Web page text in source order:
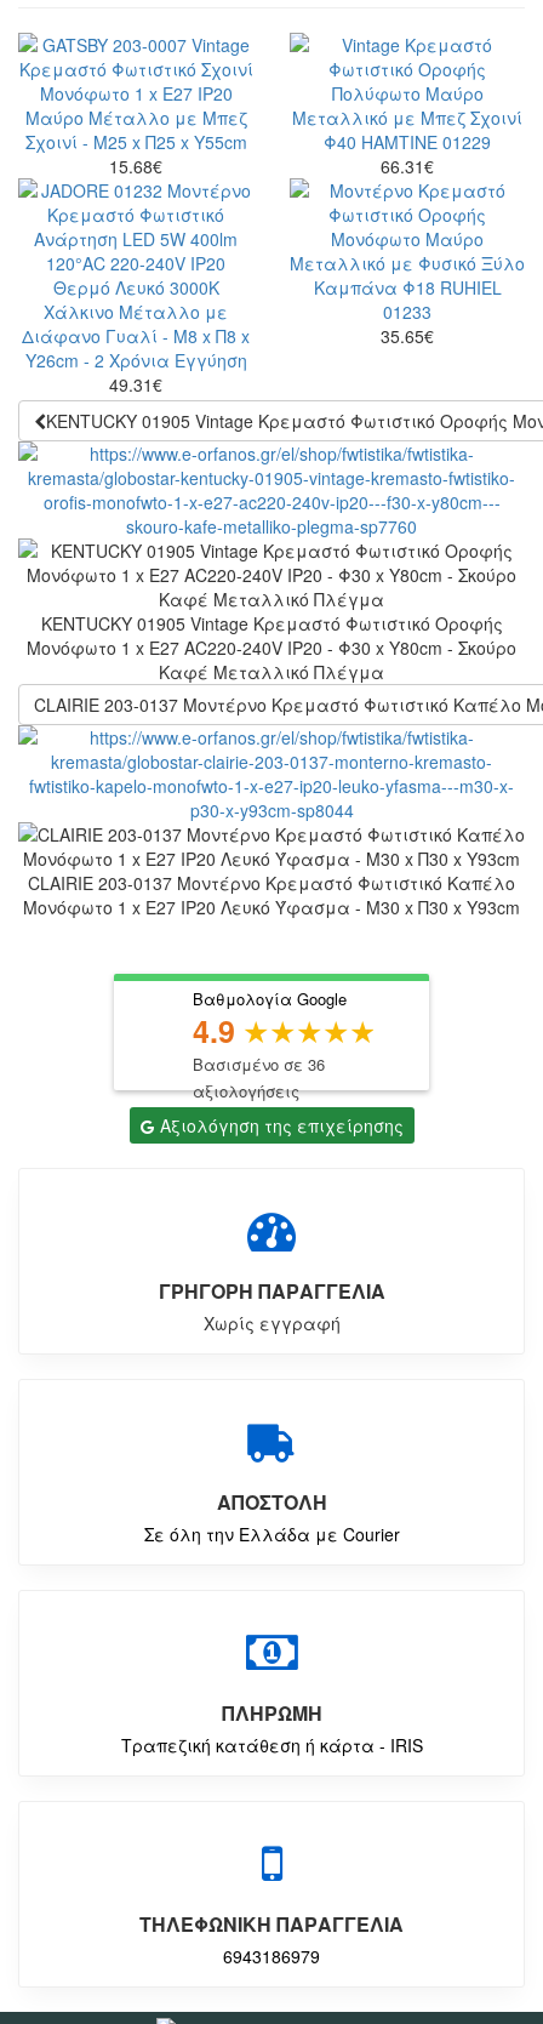
15.68€ 66.31€
49.31€
35.65€
KENTUCKY 01905 Vintage Κρεμαστό Φωτιστικό Οροφής
KENTUCKY 01905 Vintage Κρεμαστό Φωτιστικό Οροφής
Μονόφωτο 1 x E27 AC220-240V IP20 - Φ30 x Υ80cm - Σκούρο
Καφέ Μεταλλικό Πλέγμα
CLAIRIE 203-0137 Μοντέρνο Κρεμαστό Φωτιστικό
CLAIRIE 203-0137 Μοντέρνο Κρεμαστό Φωτιστικό Καπέλο
Μονόφωτο 1 x E27 IP20 Λευκό Ύφασμα - Μ30 x Π30 x Υ93cm
Βαθμολογία Google
4.9
Βασισμένο σε 36
αξιολογήσεις
Αξιολόγηση της επιχείρησης
ΓΡΗΓΟΡΗ ΠΑΡΑΓΓΕΛΙΑ
Χωρίς εγγραφή
ΑΠΟΣΤΟΛΗ
Σε όλη την Ελλάδα με Courier
ΠΛΗΡΩΜΗ
Τραπεζική κατάθεση ή κάρτα - IRIS
ΤΗΛΕΦΩΝΙΚΗ ΠΑΡΑΓΓΕΛΙΑ
6943186979